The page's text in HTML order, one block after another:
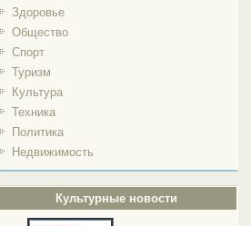
Здоровье
Общество
Спорт
Туризм
Культура
Техника
Политика
Недвижимость
Культурные новости